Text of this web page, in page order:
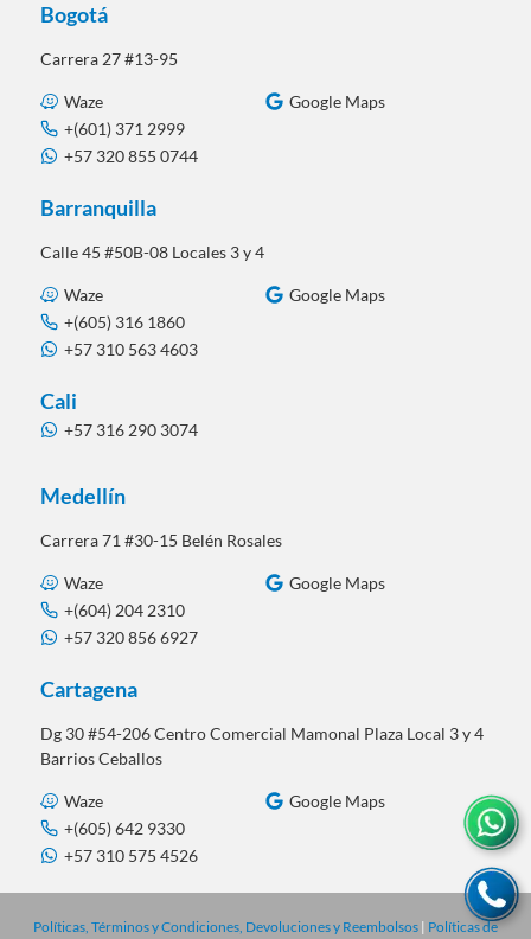
Bogotá
Carrera 27 #13-95
Waze
Google Maps
+(601) 371 2999
+57 320 855 0744
Barranquilla
Calle 45 #50B-08 Locales 3 y 4
Waze
Google Maps
+(605) 316 1860
+57 310 563 4603
Cali
+57 316 290 3074
Medellín
Carrera 71 #30-15 Belén Rosales
Waze
Google Maps
+(604) 204 2310
+57 320 856 6927
Cartagena
Dg 30 #54-206 Centro Comercial Mamonal Plaza Local 3 y 4
Barrios Ceballos
Waze
Google Maps
+(605) 642 9330
+57 310 575 4526
Políticas, Términos y Condiciones, Devoluciones y Reembolsos | Políticas de